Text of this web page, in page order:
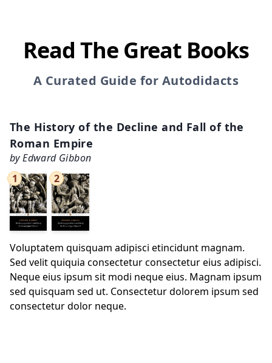
Read The Great Books
A Curated Guide for Autodidacts
The History of the Decline and Fall of the
Roman Empire
by Edward Gibbon
1
2
Voluptatem quisquam adipisci etincidunt magnam.
Sed velit quiquia consectetur consectetur eius adipisci.
Neque eius ipsum sit modi neque eius. Magnam ipsum
sed quisquam sed ut. Consectetur dolorem ipsum sed
consectetur dolor neque.